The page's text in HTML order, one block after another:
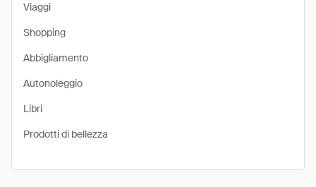
Viaggi
Shopping
Abbigliamento
Autonoleggio
Libri
Prodotti di bellezza